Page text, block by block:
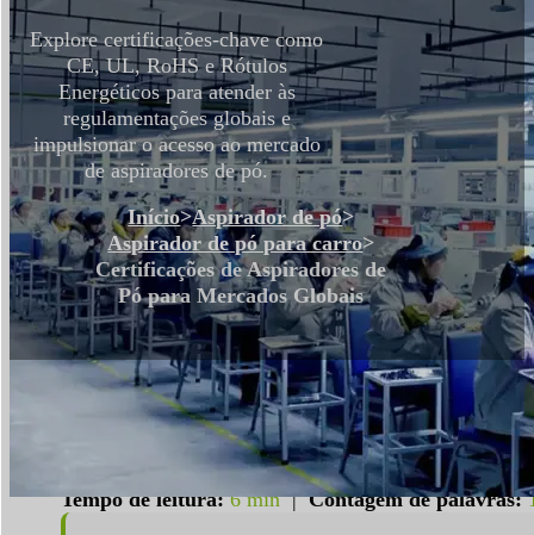
Explore certificações-chave como
CE, UL, RoHS e Rótulos
Energéticos para atender às
regulamentações globais e
impulsionar o acesso ao mercado
de aspiradores de pó.
Início>Aspirador de pó>
Aspirador de pó para carro>
Certificações de Aspiradores de
Pó para Mercados Globais
Tempo de leitura: 6 min|Contagem de palavras: